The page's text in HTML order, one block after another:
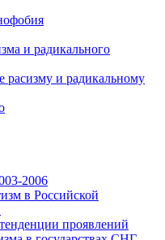
и радикального
расизму и радикальному
2006
в Российской
проявлений